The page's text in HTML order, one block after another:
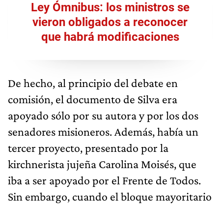
Ley Ómnibus: los ministros se
vieron obligados a reconocer
que habrá modificaciones
De hecho, al principio del debate en
comisión, el documento de Silva era
apoyado sólo por su autora y por los dos
senadores misioneros. Además, había un
tercer proyecto, presentado por la
kirchnerista jujeña Carolina Moisés, que
iba a ser apoyado por el Frente de Todos.
Sin embargo, cuando el bloque mayoritario